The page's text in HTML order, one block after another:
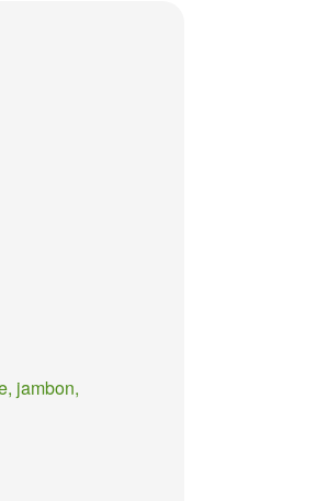
jambon,